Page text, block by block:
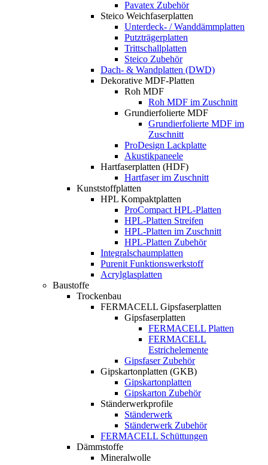
Pavatex Zubehör
Steico Weichfaserplatten
Unterdeck- / Wanddämmplatten
Putzträgerplatten
Trittschallplatten
Steico Zubehör
Dach- & Wandplatten (DWD)
Dekorative MDF-Platten
Roh MDF
Roh MDF im Zuschnitt
Grundierfolierte MDF
Grundierfolierte MDF im
Zuschnitt
ProDesign Lackplatte
Akustikpaneele
Hartfaserplatten (HDF)
Hartfaser im Zuschnitt
Kunststoffplatten
HPL Kompaktplatten
ProCompact HPL-Platten
HPL-Platten Streifen
HPL-Platten im Zuschnitt
HPL-Platten Zubehör
Integralschaumplatten
Purenit Funktionswerkstoff
Acrylglasplatten
Baustoffe
Trockenbau
FERMACELL Gipsfaserplatten
Gipsfaserplatten
FERMACELL Platten
FERMACELL
Estrichelemente
Gipsfaser Zubehör
Gipskartonplatten (GKB)
Gipskartonplatten
Gipskarton Zubehör
Ständerwerkprofile
Ständerwerk
Ständerwerk Zubehör
FERMACELL Schüttungen
Dämmstoffe
Mineralwolle